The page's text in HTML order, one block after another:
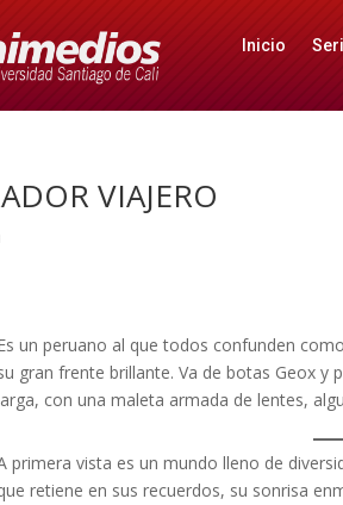
Inicio
VIAJERO
un peruano al que todos confunden
gran frente brillante. Va de botas Geox y
con una maleta armada de lentes,
primera vista es un mundo lleno de
retiene en sus recuerdos, su sonrisa